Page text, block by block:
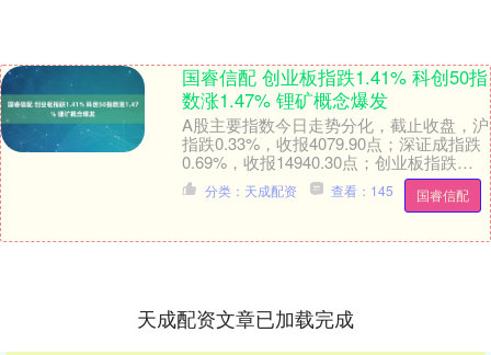
国睿信配 创业板指跌1.41% 科创50指
数涨1.47% 锂矿概念爆发
A股主要指数今日走势分化，截止收盘，沪
指跌0.33%，收报4079.90点；深证成指跌
0.69%，收报14940.30点；创业板指跌
1.41%，收报3667.7....
国睿信配
分类：天成配资 查看：145
天成配资文章已加载完成